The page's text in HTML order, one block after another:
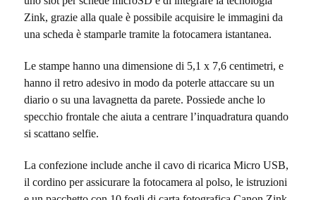
Zink, grazie alla quale è possibile acquisire le immagini da
una scheda è stamparle tramite la fotocamera istantanea.
Le stampe hanno una dimensione di 5,1 x 7,6 centimetri, e
hanno il retro adesivo in modo da poterle attaccare su un
diario o su una lavagnetta da parete. Possiede anche lo
specchio frontale che aiuta a centrare l’inquadratura quando
si scattano selfie.
La confezione include anche il cavo di ricarica Micro USB,
il cordino per assicurare la fotocamera al polso, le istruzioni